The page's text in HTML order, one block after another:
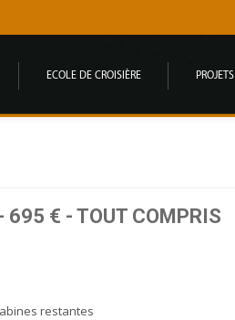
ECOLE DE CROISIÈRE PROJETS
695 € - TOUT COMPRIS
restantes